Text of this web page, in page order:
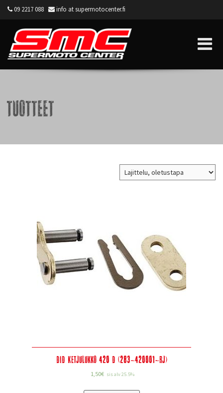
09 2217 088 info at supermotocenter.fi
Tuotteet
DID Ketjulukko 420 D (283-420001-RJ)
1,50€ sis alv 25.5%